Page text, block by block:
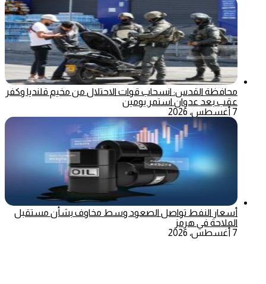
محافظة القدس: انسحاب قوات الاحتلال من مخيم قلنديا وكفر
عقب بعد عدوان استمر يومين
7 أغسطس، 2026
أسعار النفط تواصل الصعود وسط مخاوف بشأن مستقبل
الملاحة في هرمز
7 أغسطس، 2026